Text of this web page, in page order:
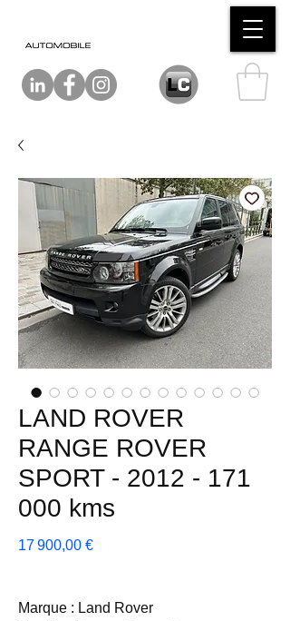
LAND ROVER
RANGE ROVER
SPORT - 2012 - 171
000 kms
17 900,00 €Prix
Marque : Land Rover